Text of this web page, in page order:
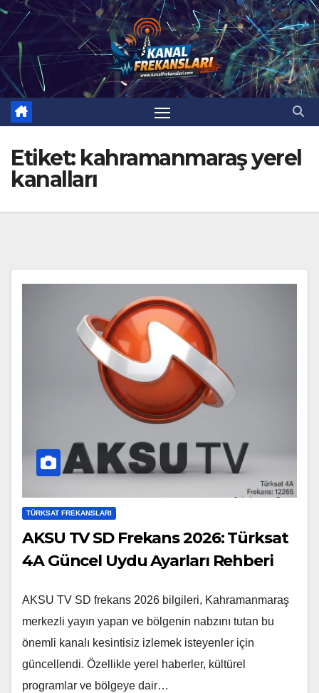
Skip
content
Etiket: kahramanmaraş yerel
kanalları
TÜRKSAT FREKANSLARI
AKSU TV SD Frekans 2026: Türksat
4A Güncel Uydu Ayarları Rehberi
AKSU TV SD frekans 2026 bilgileri, Kahramanmaraş
merkezli yayın yapan ve bölgenin nabzını tutan bu
önemli kanalı kesintisiz izlemek isteyenler için
güncellendi. Özellikle yerel haberler, kültürel
programlar ve bölgeye dair…